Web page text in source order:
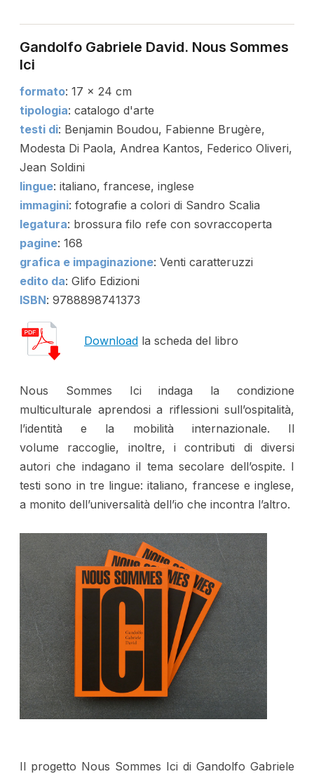
Gandolfo Gabriele David. Nous Sommes
Ici
formato: 17 x 24 cm
tipologia: catalogo d'arte
testi di: Benjamin Boudou, Fabienne Brugère,
Modesta Di Paola, Andrea Kantos, Federico Oliveri,
Jean Soldini
lingue: italiano, francese, inglese
immagini: fotografie a colori di Sandro Scalia
legatura: brossura filo refe con sovraccoperta
pagine: 168
grafica e impaginazione: Venti caratteruzzi
edito da: Glifo Edizioni
ISBN: 9788898741373
Download la scheda del libro
Nous Sommes Ici indaga la condizione
multiculturale aprendosi a riflessioni sull’ospitalità,
l’identità e la mobilità internazionale. Il
volume raccoglie, inoltre, i contributi di diversi
autori che indagano il tema secolare dell’ospite. I
testi sono in tre lingue: italiano, francese e inglese,
a monito dell’universalità dell’io che incontra l’altro.
Il progetto Nous Sommes Ici di Gandolfo Gabriele